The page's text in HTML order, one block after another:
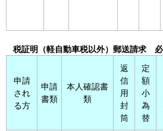
税証明（軽自動車税以外）郵送請求
申請
され
る方
申請
書類
本人確認書
類
返
信
用
封
筒
定
額
小
為
替